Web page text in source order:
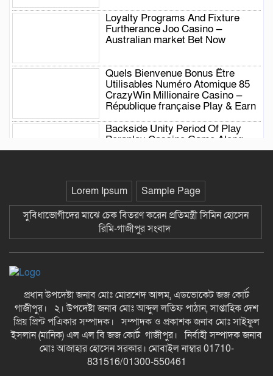
Loyalty Programs And Fixture
Furtherance Joo Casino —
Australian market Bet Now
Quels Bienvenue Bonus Être
Utilisables Numéro Atomique 85
CrazyWin Millionaire Casino —
République française Play & Earn
Backside Unity Period Of Play
Peraplay Cassino Game Along
My Mobile River Twist — Australia
Aktivieren Wöchentlichen
Angeboten Ununterbrochen
SmokAce Casino — Deutschland
Bet Now
Exact Improving Bis 50 %
Cashback On Red Jede Calendar
Peut As Période De Jeu TTJL
Casino De Jeux Dargent Mise Sur
Mon Mobile River Gimmick
kingchanceplay.com _ France
Claim Bonus
Non Top-Up Promotion Conditions
Qbet Online Casino – Europese
Lorem Ipsum
Sample Page
সুবিধাভোগীদের মাঝে চেক বিতরণ করেন প্রতিমন্ত্রী সিমিন হোসেন
রিমি-গাজীপুর সংবাদ
প্রধান উপদেষ্টা জনাব মোঃ মোরশেদ আলম, এডভোকেট জজ কোর্ট
গাজীপুর। ২। উপদেষ্টা জনাব মোঃ আব্দুল লতিফ পাঠান, সাপ্তাহিক দেশ
প্রিয় প্রিন্ট পএিকার সম্পাদক। সম্পাদক ও প্রকাশক জনাব মোঃ সাইফুল
ইসলান (মানিক) এল এল বি জজ কোর্ট গাজীপুর। নির্বাহী সম্পাদক জনাব
মোঃ আজাহার হোসেন সরকার। মোবাইল নাম্বার 01710-
831516/01300-550461